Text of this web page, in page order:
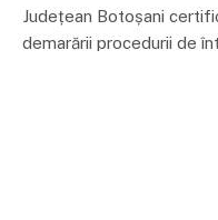
Județean Botoșani
demarării procedurii de